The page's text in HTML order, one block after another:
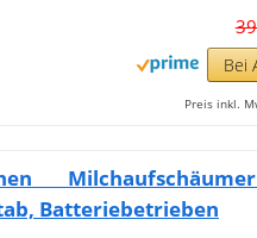
Bei
Preis inkl.
Batteriebetrieben